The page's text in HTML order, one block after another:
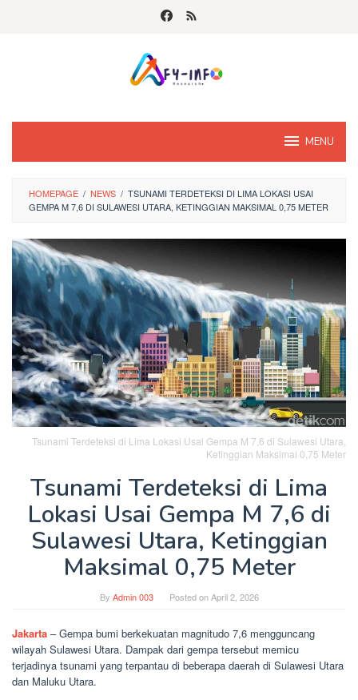
MENU
HOMEPAGE / NEWS / TSUNAMI TERDETEKSI DI LIMA LOKASI USAI
GEMPA M 7,6 DI SULAWESI UTARA, KETINGGIAN MAKSIMAL 0,75 METER
Tsunami Terdeteksi di Lima Lokasi Usai Gempa M 7,6 di Sulawesi Utara,
Ketinggian Maksimal 0,75 Meter
Tsunami Terdeteksi di Lima
Lokasi Usai Gempa M 7,6 di
Sulawesi Utara, Ketinggian
Maksimal 0,75 Meter
By Admin 003 Posted onApril 2, 2026
Jakarta – Gempa bumi berkekuatan magnitudo 7,6 mengguncang
wilayah Sulawesi Utara. Dampak dari gempa tersebut memicu
terjadinya tsunami yang terpantau di beberapa daerah di Sulawesi Utara
dan Maluku Utara.